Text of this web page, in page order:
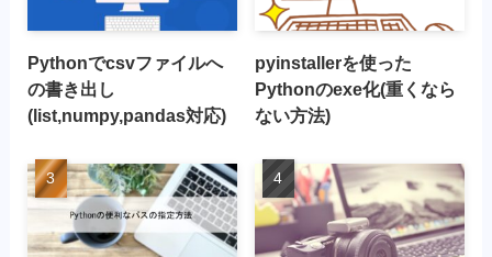
Pythonでcsvファイルへ
の書き出し
(list,numpy,pandas対応)
pyinstallerを使った
Pythonのexe化(重くなら
ない方法)